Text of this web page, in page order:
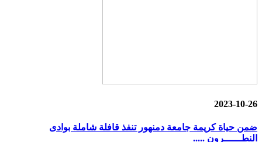
2023-10-26
ضمن حياة كريمة جامعة دمنهور تنفذ قافلة شاملة بوادى
النطــــــرون .....